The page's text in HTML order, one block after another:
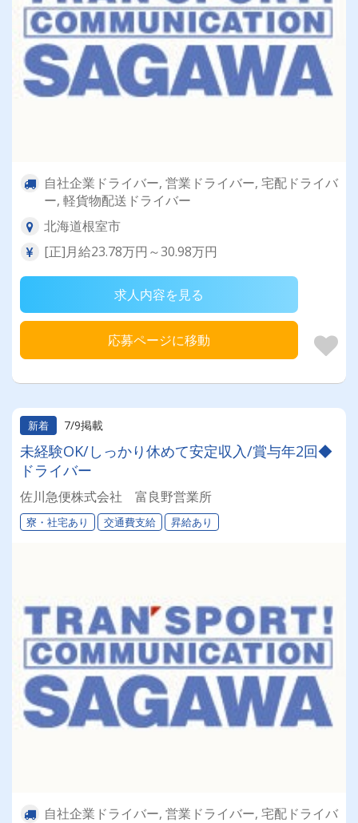
自社企業ドライバー, 営業ドライバー, 宅配ドライバ
ー, 軽貨物配送ドライバー
北海道根室市
[正]月給23.78万円～30.98万円
求人内容を見る
応募ページに移動
新着 7/9掲載
未経験OK/しっかり休めて安定収入/賞与年2回◆
ドライバー
佐川急便株式会社 富良野営業所
寮・社宅あり 交通費支給 昇給あり
自社企業ドライバー, 営業ドライバー, 宅配ドライバ